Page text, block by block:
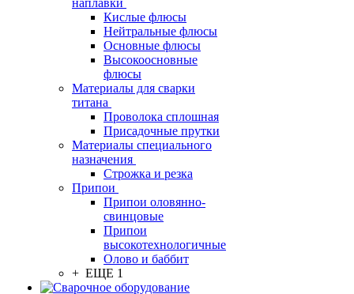
наплавки
Кислые флюсы
Нейтральные флюсы
Основные флюсы
Высокоосновные
флюсы
Материалы для сварки
титана
Проволока сплошная
Присадочные прутки
Материалы специального
назначения
Строжка и резка
Припои
Припои оловянно-
свинцовые
Припои
высокотехнологичные
Олово и баббит
+ ЕЩЕ 1